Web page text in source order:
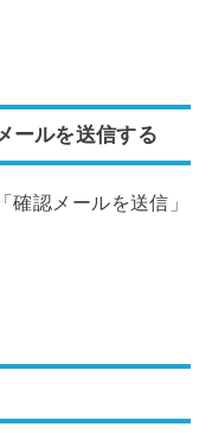
ールを送信する
確認メールを送信」